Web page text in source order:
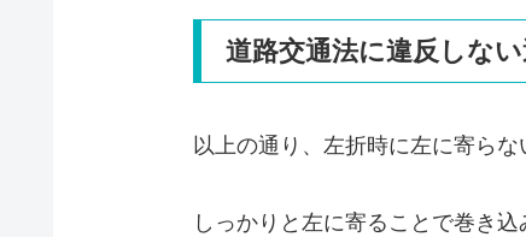
道路交通法に違反しな
以上の通り、左折時に左に寄ら
しっかりと左に寄ることで巻き